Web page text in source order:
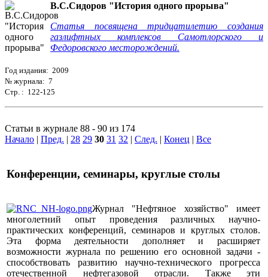
В.С.Сидоров "История одного прорыва"
Статья посвящена тридцатилетию создания
газлифтных комплексов Самотлорского и
Федоровского месторождений.
Год издания: 2009
№ журнала: 7
Стр. : 122-125
Статьи в журнале 88 - 90 из 174
Начало | Пред. | 28 29 30 31 32 | След. | Конец | Все
Конференции, семинары, круглые столы
Журнал "Нефтяное хозяйство" имеет
многолетний опыт проведения различных научно-
практических конференций, семинаров и круглых столов.
Эта форма деятельности дополняет и расширяет
возможности журнала по решению его основной задачи -
способствовать развитию научно-технического прогресса
отечественной нефтегазовой отрасли. Также эти